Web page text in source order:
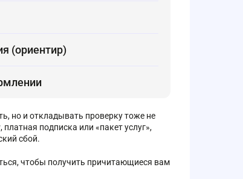
(ориентир)
но и откладывать проверку тоже не
подписка или «пакет услуг»,
сбой.
чтобы получить причитающиеся вам